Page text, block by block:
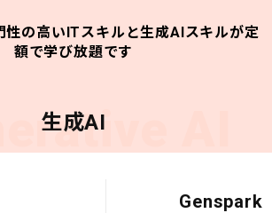
性の高いITスキルと生成AIスキルが定
額で学び放題です
AI
生成AI
Genspark